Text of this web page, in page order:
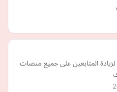
المتابعين على جميع منصات